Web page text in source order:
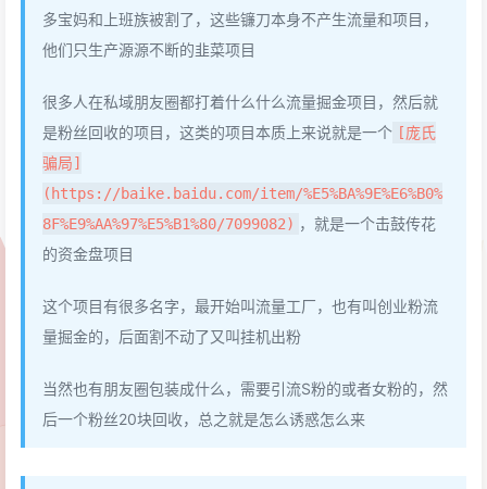
多宝妈和上班族被割了，这些镰刀本身不产生流量和项目，
他们只生产源源不断的韭菜项目
很多人在私域朋友圈都打着什么什么流量掘金项目，然后就
是粉丝回收的项目，这类的项目本质上来说就是一个 [庞氏
骗局]
(https://baike.baidu.com/item/%E5%BA%9E%E6%B0%
8F%E9%AA%97%E5%B1%80/7099082) ，就是一个击鼓传花
的资金盘项目
这个项目有很多名字，最开始叫流量工厂，也有叫创业粉流
量掘金的，后面割不动了又叫挂机出粉
当然也有朋友圈包装成什么，需要引流S粉的或者女粉的，然
后一个粉丝20块回收，总之就是怎么诱惑怎么来